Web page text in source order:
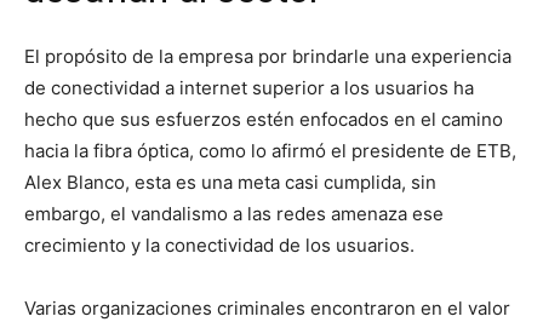
El propósito de la empresa por brindarle una experiencia
de conectividad a internet superior a los usuarios ha
hecho que sus esfuerzos estén enfocados en el camino
hacia la fibra óptica, como lo afirmó el presidente de ETB,
Alex Blanco, esta es una meta casi cumplida, sin
embargo, el vandalismo a las redes amenaza ese
crecimiento y la conectividad de los usuarios.
Varias organizaciones criminales encontraron en el valor